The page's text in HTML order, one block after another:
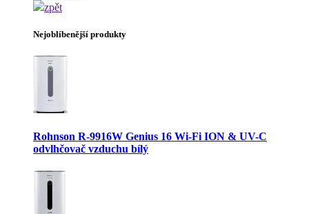
zpět
Nejoblíbenější produkty
Rohnson R-9916W Genius 16 Wi-Fi ION & UV-C
odvlhčovač vzduchu bílý